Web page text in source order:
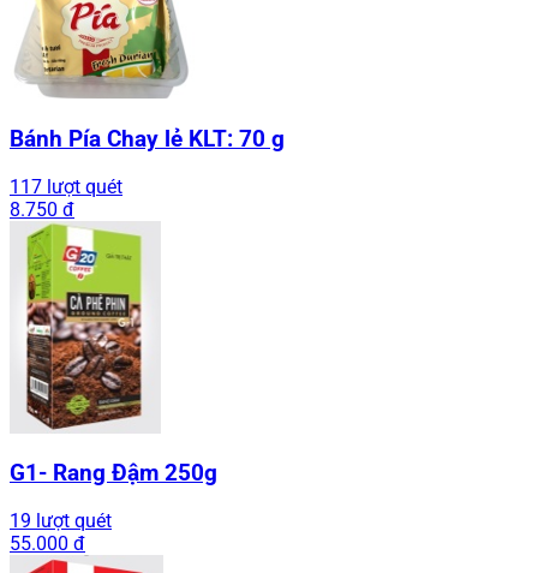
Bánh Pía Chay lẻ KLT: 70 g
117 lượt quét
8.750 đ
G1- Rang Đậm 250g
19 lượt quét
55.000 đ